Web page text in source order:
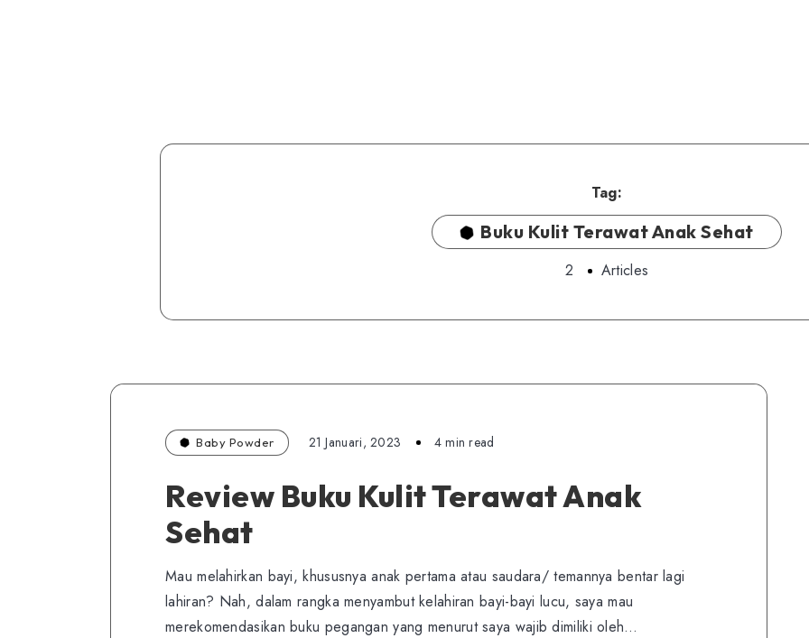
Tag:
Buku Kulit Terawat Anak Sehat
2 Articles
Baby Powder 21 Januari, 2023 4 min read
Review Buku Kulit Terawat Anak
Sehat
Mau melahirkan bayi, khususnya anak pertama atau saudara/ temannya bentar lagi
lahiran? Nah, dalam rangka menyambut kelahiran bayi-bayi lucu, saya mau
merekomendasikan buku pegangan yang menurut saya wajib dimiliki oleh…